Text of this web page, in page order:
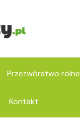
Przetwórstwo rolne
Kontakt